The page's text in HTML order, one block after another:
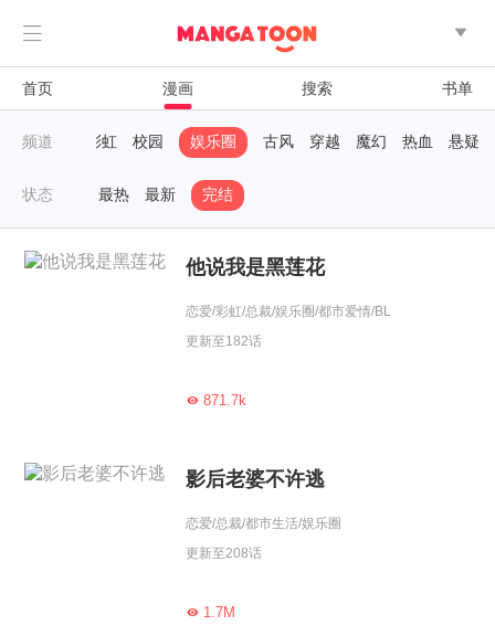
 
首页 漫画 搜索 书单
频道
结 免费 彩虹 校园 娱乐圈 古风 穿越 魔幻 热血 悬疑
状态 最热 最新 完结
他说我是黑莲花
恋爱/彩虹/总裁/娱乐圈/都市爱情/BL
更新至182话
871.7k
影后老婆不许逃
恋爱/总裁/都市生活/娱乐圈
更新至208话
1.7M